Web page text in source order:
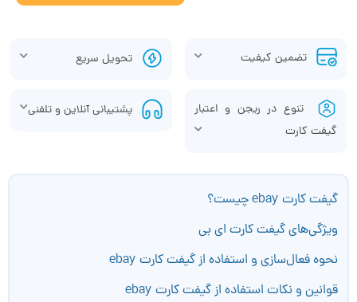
تضمین کیفیت تحویل سریع
تنوع در ریجن و اعتبار
گیفت کارت
پشتیبانی آنلاین و تلفنی
گیفت کارت ebay چیست؟
ویژگی‌های گیفت کارت ای بی
نحوه فعال‌سازی و استفاده از گیفت کارت ebay
قوانین و نکات استفاده از گیفت کارت ebay